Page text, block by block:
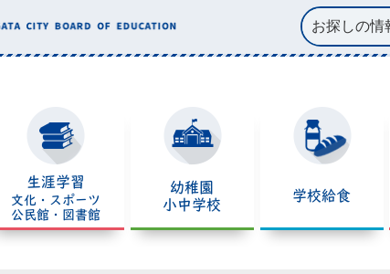
生涯学習
文化・スポーツ
公民館・図書館
幼稚園
小中学校
学校給食